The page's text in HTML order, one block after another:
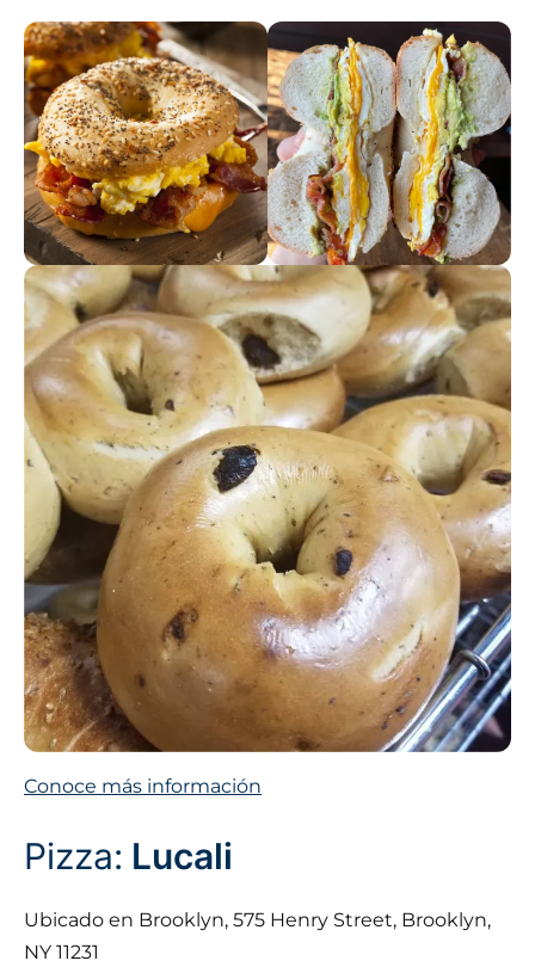
Conoce más información
Pizza: Lucali
Ubicado en Brooklyn, 575 Henry Street, Brooklyn,
NY 11231